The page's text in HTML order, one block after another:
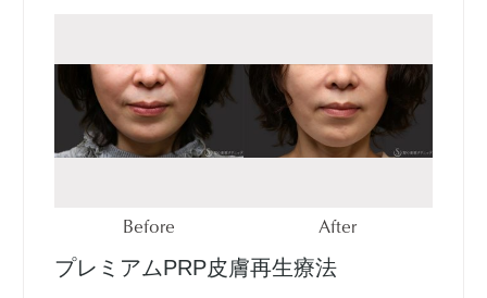
Before After
プレミアムPRP皮膚再生療法